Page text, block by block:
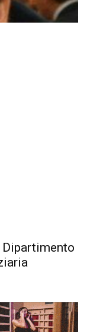
Dipartimento